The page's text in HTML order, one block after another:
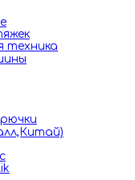
техника